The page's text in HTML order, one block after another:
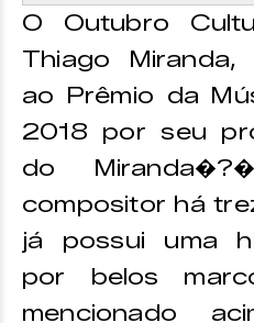
O Outubro
Thiago Miranda,
ao Prêmio da
2018 por seu
do
compositor há
já possui uma
por belos
mencionado